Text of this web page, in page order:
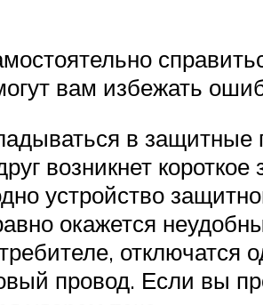
вам избежать
в
возникнет короткое
устройство
окажется
отключатся
провод. Если вы